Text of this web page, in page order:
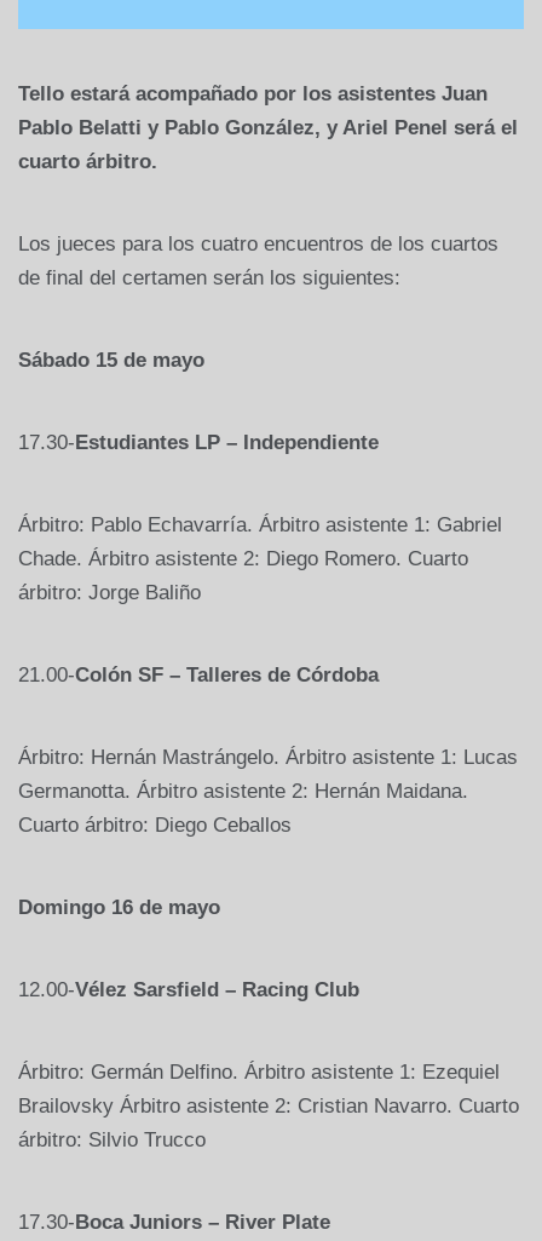
Tello estará acompañado por los asistentes Juan
Pablo Belatti y Pablo González, y Ariel Penel será el
cuarto árbitro.
Los jueces para los cuatro encuentros de los cuartos
de final del certamen serán los siguientes:
Sábado 15 de mayo
17.30-Estudiantes LP – Independiente
Árbitro: Pablo Echavarría. Árbitro asistente 1: Gabriel
Chade. Árbitro asistente 2: Diego Romero. Cuarto
árbitro: Jorge Baliño
21.00-Colón SF – Talleres de Córdoba
Árbitro: Hernán Mastrángelo. Árbitro asistente 1: Lucas
Germanotta. Árbitro asistente 2: Hernán Maidana.
Cuarto árbitro: Diego Ceballos
Domingo 16 de mayo
12.00-Vélez Sarsfield – Racing Club
Árbitro: Germán Delfino. Árbitro asistente 1: Ezequiel
Brailovsky Árbitro asistente 2: Cristian Navarro. Cuarto
árbitro: Silvio Trucco
17.30-Boca Juniors – River Plate